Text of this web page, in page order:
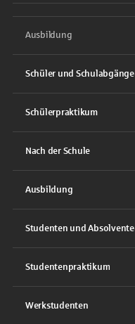
Ausbildung
Schüler und
Schülerpraktikum
Nach der Schule
Ausbildung
Studenten und
Studentenpraktikum
Werkstudenten